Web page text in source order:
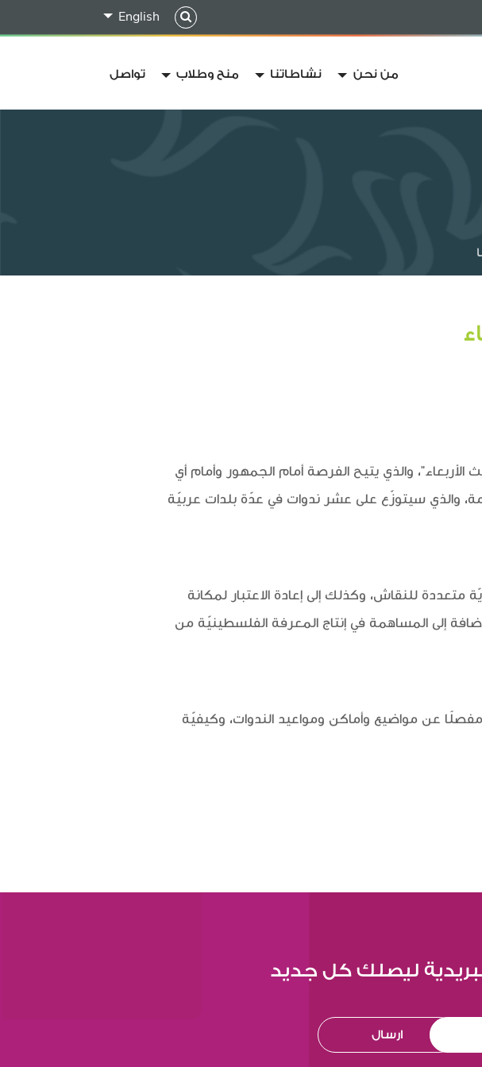
English
من نحن نشاطاتنا منح وطلاب تواصل
الأربعاء"، والذي يتيح الفرصة أمام الجمهور وأمام أي
والذي سيتوزّع على عشر ندوات في عدّة بلدات عربيّة
للنقاش، وكذلك إلى إعادة الاعتبار لمكانة
إلى المساهمة في إنتاج المعرفة الفلسطينيّة من
عن مواضيع وأماكن ومواعيد الندوات، وكيفيّة
ليصلك كل جديد